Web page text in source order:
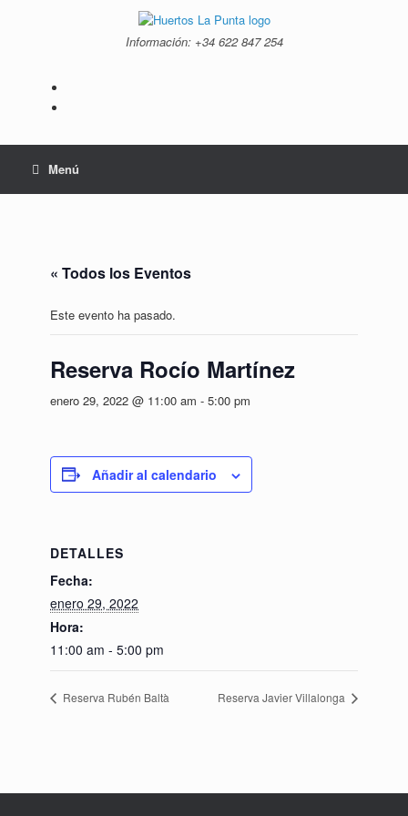
Información: +34 ‭622 847 254‬
Menú
« Todos los Eventos
Este evento ha pasado.
Reserva Rocío Martínez
enero 29, 2022 @ 11:00 am - 5:00 pm
Añadir al calendario
DETALLES
Fecha:
enero 29, 2022
Hora:
11:00 am - 5:00 pm
Reserva Rubén Baltà Reserva Javier Villalonga